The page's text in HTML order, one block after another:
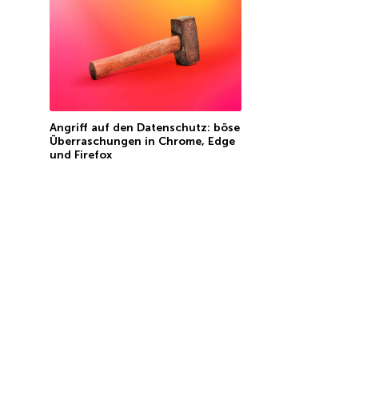
Angriff auf den Datenschutz: böse
Überraschungen in Chrome, Edge
und Firefox